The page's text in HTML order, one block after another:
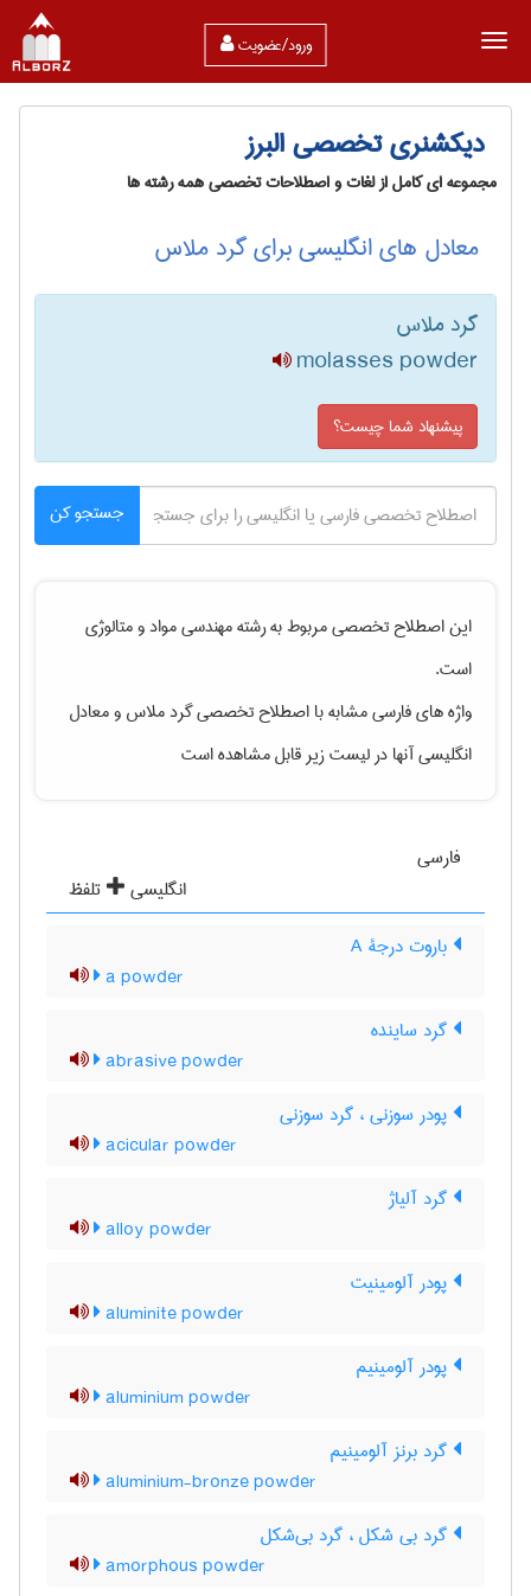
ورود/عضویت
دیکشنری تخصصی البرز
مجموعه ای کامل از لغات و اصطلاحات تخصصی همه رشته ها
معادل های انگلیسی برای گرد ملاس
گرد ملاس
molasses powder
پیشنهاد شما چیست؟
جستجو کن
این اصطلاح تخصصی مربوط به رشتهمهندسی مواد و متالوژی
است.
واژه های فارسی مشابه با اصطلاح تخصصیگرد ملاسو معادل
انگلیسی آنها در لیست زیر قابل مشاهده است
فارسی
انگلیسی
تلفظ
باروت درجۀ A
a powder
گرد ساینده
abrasive powder
پودر سوزنی ، گرد سوزنی
acicular powder
گرد آلیاژ
alloy powder
پودر آلومینیت
aluminite powder
پودر آلومینیم
aluminium powder
گرد برنز آلومینیم
aluminium-bronze powder
گرد بی شکل ، گرد بی‌شکل
amorphous powder